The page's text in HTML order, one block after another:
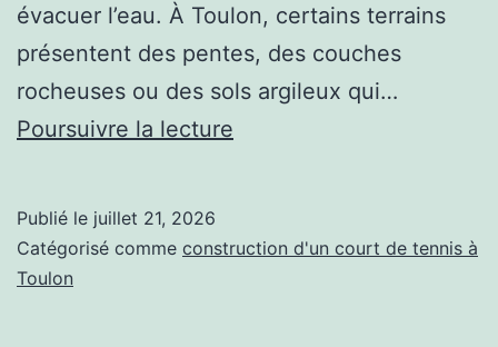
évacuer l’eau. À Toulon, certains terrains
présentent des pentes, des couches
rocheuses ou des sols argileux qui…
Poursuivre la lecture
construction
Publié le juillet 21, 2026
Catégorisé comme construction d'un court de tennis à
Toulon